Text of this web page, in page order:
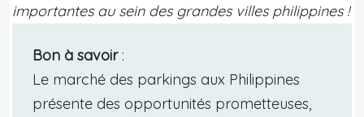
importantes au sein des grandes villes philippines !
Bon à savoir:
Le marché des parkings aux Philippines
présente des opportunités prometteuses,